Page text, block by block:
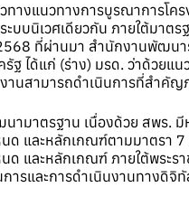
างแนวทางการบูรณาการโค
ระบบนิเวศเดียวกัน ภายใต้ม
ที่ผ่านมา สำนักงานพัฒนา
ฐ ได้แก่ (ร่าง) มรด. ว่าด้วยแ
านสามารถดำเนินการที่สำคั
นามาตรฐาน เนื่องด้วย สพร.
ด และหลักเกณฑ์ตามมาตรา
ด และหลักเกณฑ์ ภายใต้พระ
ารและการดำเนินงานทางดิจิ